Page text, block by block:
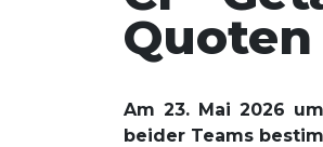
Quoten
Am 23. Mai 2026
beider Teams